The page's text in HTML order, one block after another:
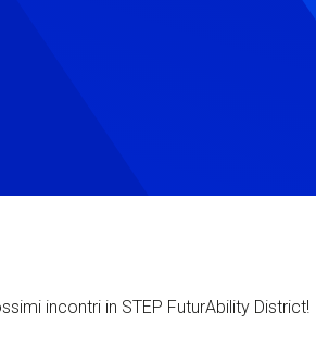
incontri in STEP FuturAbility District!